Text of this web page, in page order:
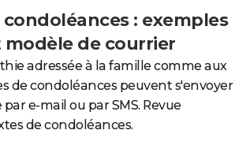
condoléances : exemples
de courrier
adressée à la famille comme aux
de condoléances peuvent s'envoyer
e-mail ou par SMS. Revue
de condoléances.